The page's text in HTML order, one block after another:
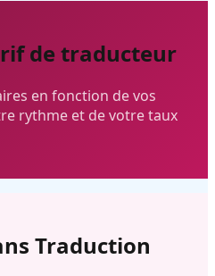
de traducteur
en fonction de vos
rythme et de votre taux
Traduction